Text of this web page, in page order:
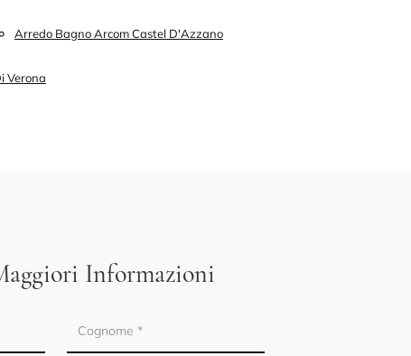
Arredo Bagno Arcom Castel D'Azzano
Verona
Informazioni